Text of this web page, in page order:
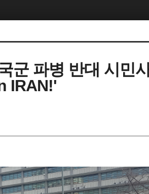
군 파병 반대 시민
IRAN!'